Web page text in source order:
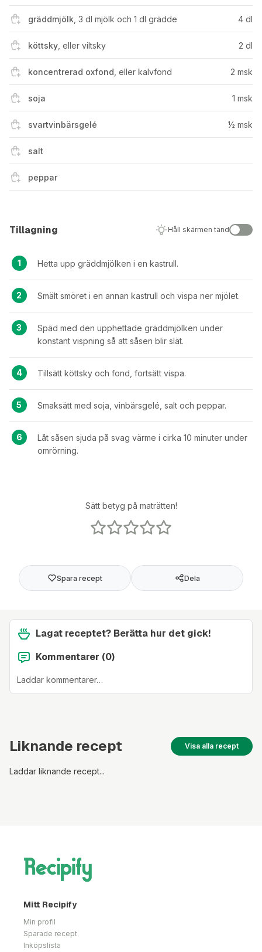
gräddmjölk 3 dl mjölk och 1 dl grädde 4 dl
köttsky eller viltsky 2 dl
koncentrerad oxfond eller kalvfond 2 msk
soja 1 msk
svartvinbärsgelé ½ msk
salt
peppar
Spara recept Dela
Tillagning Håll skärmen tänd
Hetta upp gräddmjölken i en kastrull.
Smält smöret i en annan kastrull och vispa ner mjölet.
Späd med den upphettade gräddmjölken under
konstant vispning så att såsen blir slät.
Tillsätt köttsky och fond, fortsätt vispa.
Smaksätt med soja, vinbärsgelé, salt och peppar.
Låt såsen sjuda på svag värme i cirka 10 minuter under
omrörning.
Sätt betyg på maträtten!
Lagat receptet? Berätta hur det gick!
Kommentarer (0)
Laddar kommentarer…
Liknande recept Visa alla recept
Laddar liknande recept...
Mitt Recipify
Min profil
Sparade recept
Inköpslista